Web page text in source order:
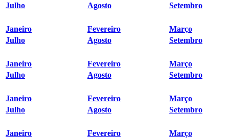
Julho
Agosto Setembro
Janeiro Fevereiro
Março
Julho
Agosto Setembro
Janeiro Fevereiro
Março
Julho
Agosto Setembro
Janeiro Fevereiro
Março
Julho
Agosto Setembro
Janeiro Fevereiro
Março